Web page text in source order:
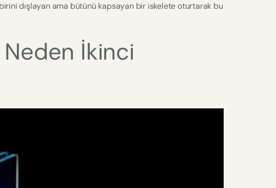
dışlayan ama bütünü kapsayan bir iskelete oturtarak bu
Neden İkinci